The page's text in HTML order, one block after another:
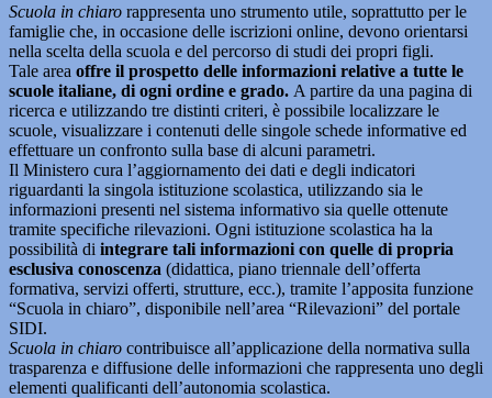
Scuola in chiaro rappresenta uno strumento utile, soprattutto per le
famiglie che, in occasione delle iscrizioni online, devono orientarsi
nella scelta della scuola e del percorso di studi dei propri figli.
Tale area offre il prospetto delle informazioni relative a tutte le
scuole italiane, di ogni ordine e grado. A partire da una pagina di
ricerca e utilizzando tre distinti criteri, è possibile localizzare le
scuole, visualizzare i contenuti delle singole schede informative ed
effettuare un confronto sulla base di alcuni parametri.
Il Ministero cura l’aggiornamento dei dati e degli indicatori
riguardanti la singola istituzione scolastica, utilizzando sia le
informazioni presenti nel sistema informativo sia quelle ottenute
tramite specifiche rilevazioni. Ogni istituzione scolastica ha la
possibilità di integrare tali informazioni con quelle di propria
esclusiva conoscenza (didattica, piano triennale dell’offerta
formativa, servizi offerti, strutture, ecc.), tramite l’apposita funzione
“Scuola in chiaro”, disponibile nell’area “Rilevazioni” del portale
SIDI.
Scuola in chiaro contribuisce all’applicazione della normativa sulla
trasparenza e diffusione delle informazioni che rappresenta uno degli
elementi qualificanti dell’autonomia scolastica.